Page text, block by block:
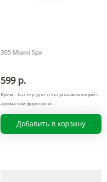
305 Miami Spa
599 р.
Крем - баттер для тела увлажняющий с
ароматом фруктов и
Добавить в корзину